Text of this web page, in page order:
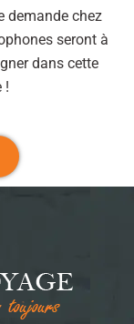
demande chez
seront à
dans cette
!